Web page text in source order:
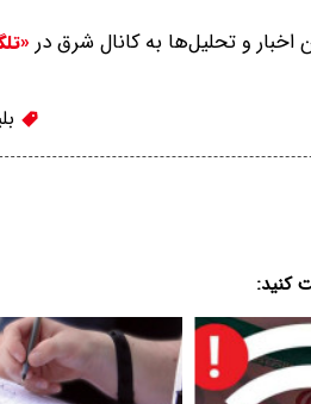
اخبار و تحلیل‌ها به کانال شرق در
کنید: